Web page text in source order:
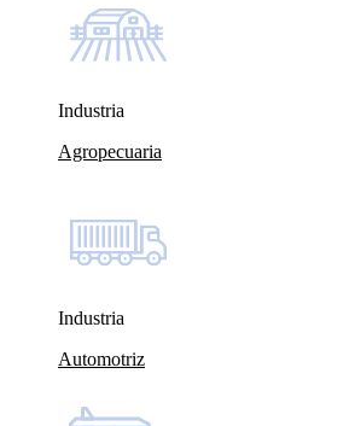
Industria
Agropecuaria
Industria
Automotriz